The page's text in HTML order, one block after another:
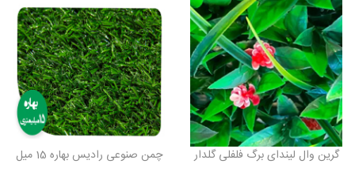
گرین وال لیندای برگ فلفلی گلدار چمن صنوعی رادیس بهاره 15 میل